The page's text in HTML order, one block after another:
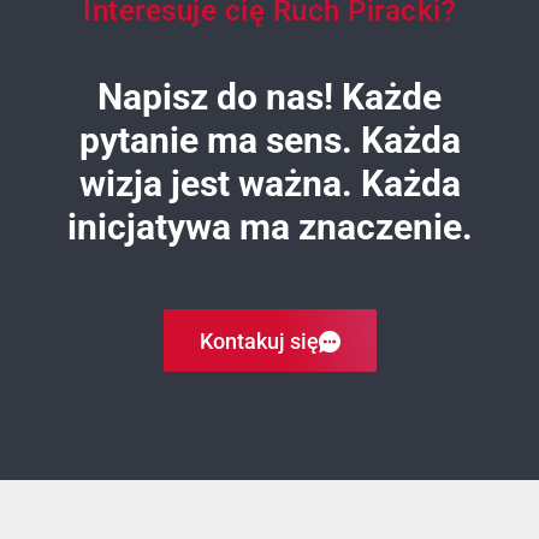
Interesuje cię Ruch Piracki?
Napisz do nas! Każde
pytanie ma sens. Każda
wizja jest ważna. Każda
inicjatywa ma znaczenie.
Kontakuj się